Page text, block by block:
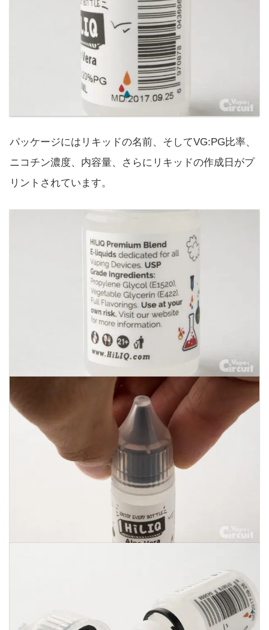
パッケージにはリキッドの名前、そしてVG:PG比率、
ニコチン濃度、内容量、さらにリキッドの作成日がプ
リントされています。